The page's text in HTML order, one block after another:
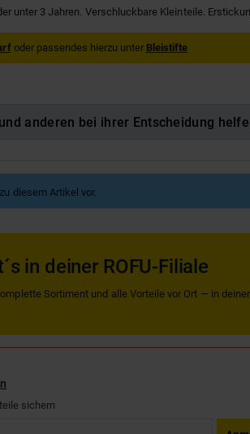
unter 3 Jahren. Verschluckbare Kleinteile.
oder passendes hierzu unter Bleistifte
anderen bei ihrer Entscheidung
diesem Artikel vor.
in deiner ROFU-Filiale
Sortiment und alle Vorteile vor Ort — in
sichern